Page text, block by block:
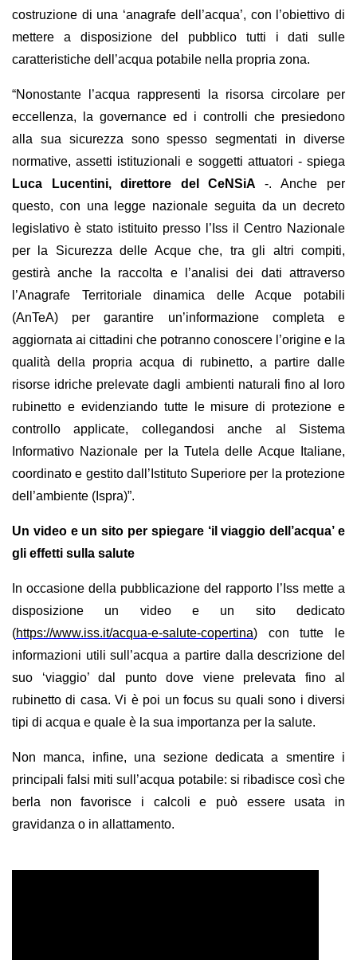
costruzione di una ‘anagrafe dell’acqua’, con l’obiettivo di
mettere a disposizione del pubblico tutti i dati sulle
caratteristiche dell’acqua potabile nella propria zona.
“Nonostante l’acqua rappresenti la risorsa circolare per
eccellenza, la governance ed i controlli che presiedono
alla sua sicurezza sono spesso segmentati in diverse
normative, assetti istituzionali e soggetti attuatori - spiega
Luca Lucentini, direttore del CeNSiA -.
Anche per
questo, con una legge nazionale seguita da un decreto
legislativo è stato istituito presso l’Iss il Centro Nazionale
per la Sicurezza delle Acque che, tra gli altri compiti,
gestirà anche la raccolta e l’analisi dei dati attraverso
l’Anagrafe Territoriale dinamica delle Acque potabili
(AnTeA) per garantire un’informazione completa e
aggiornata ai cittadini che potranno conoscere l’origine e la
qualità della propria acqua di rubinetto, a partire dalle
risorse idriche prelevate dagli ambienti naturali fino al loro
rubinetto e evidenziando tutte le misure di protezione e
controllo applicate, collegandosi anche al Sistema
Informativo Nazionale per la Tutela delle Acque Italiane,
coordinato e gestito dall’Istituto Superiore per la protezione
dell’ambiente (Ispra)”.
Un video e un sito per spiegare ‘il viaggio dell’acqua’ e
gli effetti sulla salute
In occasione della pubblicazione del rapporto l’Iss mette a
disposizione un video e un sito dedicato
(https://www.iss.it/acqua-e-salute-copertina) con tutte le
informazioni utili sull’acqua a partire dalla descrizione del
suo ‘viaggio’ dal punto dove viene prelevata fino al
rubinetto di casa. Vi è poi un focus su quali sono i diversi
tipi di acqua e quale è la sua importanza per la salute.
Non manca, infine, una sezione dedicata a smentire i
principali falsi miti sull’acqua potabile: si ribadisce così che
berla non favorisce i calcoli e può essere usata in
gravidanza o in allattamento.